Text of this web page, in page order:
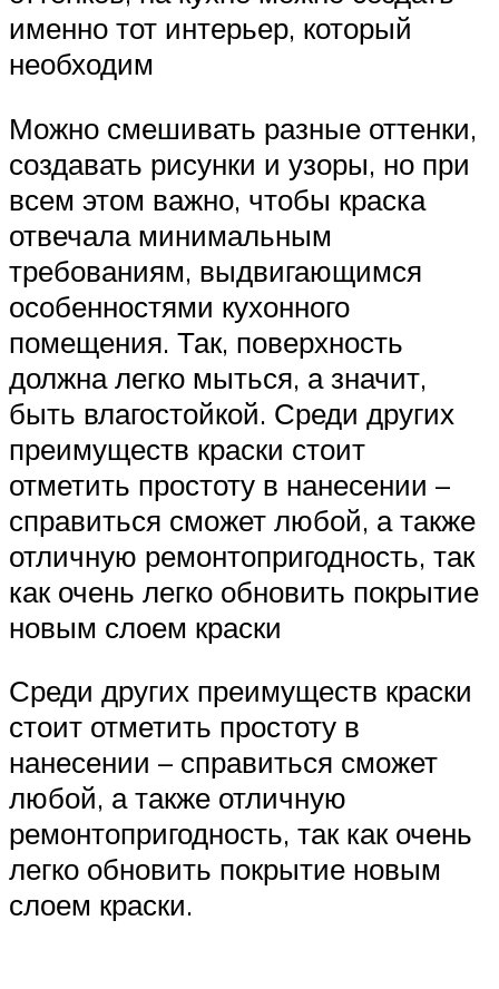
именно тот интерьер, который
необходим
Можно смешивать разные оттенки,
создавать рисунки и узоры, но при
всем этом важно, чтобы краска
отвечала минимальным
требованиям, выдвигающимся
особенностями кухонного
помещения. Так, поверхность
должна легко мыться, а значит,
быть влагостойкой. Среди других
преимуществ краски стоит
отметить простоту в нанесении –
справиться сможет любой, а также
отличную ремонтопригодность, так
как очень легко обновить покрытие
новым слоем краски
Среди других преимуществ краски
стоит отметить простоту в
нанесении – справиться сможет
любой, а также отличную
ремонтопригодность, так как очень
легко обновить покрытие новым
слоем краски.